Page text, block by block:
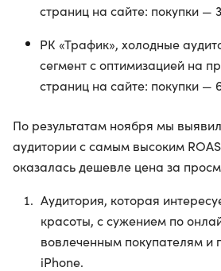
страниц на сайте: покупки —
РК «Трафик», холодные
сегмент с оптимизацией на
страниц на сайте: покупки —
По результатам ноября мы
аудитории с самым высоким
оказалась дешевле цена за
Аудитория, которая
красоты, с сужением по
вовлеченным покупателям и
iPhone.